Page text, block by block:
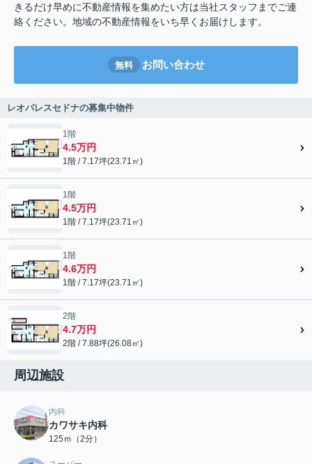
きるだけ早めに不動産情報を集めたい方は当社スタッフまでご連
絡ください。地域の不動産情報をいち早くお届けします。
無料 お問い合わせ
レオパレスセドナの募集中物件
1階
4.5万円
1階 / 7.17坪(23.71㎡)
1階
4.5万円
1階 / 7.17坪(23.71㎡)
1階
4.6万円
1階 / 7.17坪(23.71㎡)
2階
4.7万円
2階 / 7.88坪(26.08㎡)
周辺施設
内科
カワサキ内科
125ｍ（2分）